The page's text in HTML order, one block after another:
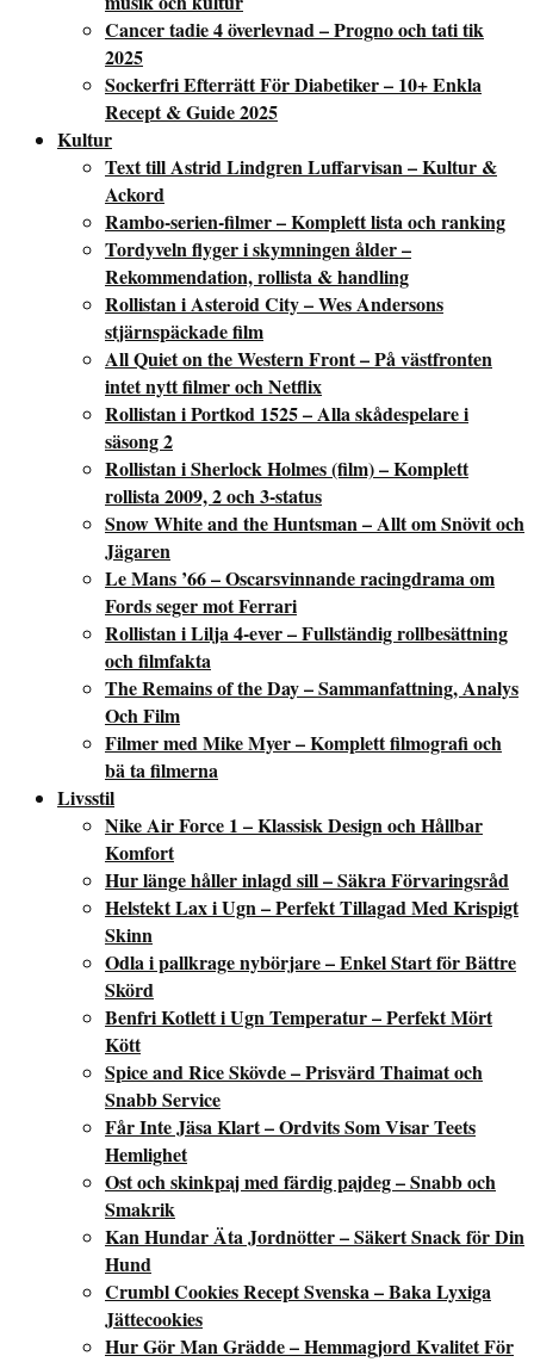
Cancer tadie 4 överlevnad – Progno och tati tik
2025
Sockerfri Efterrätt För Diabetiker – 10+ Enkla
Recept & Guide 2025
Kultur
Text till Astrid Lindgren Luffarvisan – Kultur &
Ackord
Rambo-serien-filmer – Komplett lista och ranking
Tordyveln flyger i skymningen ålder –
Rekommendation, rollista & handling
Rollistan i Asteroid City – Wes Andersons
stjärnspäckade film
All Quiet on the Western Front – På västfronten
intet nytt filmer och Netflix
Rollistan i Portkod 1525 – Alla skådespelare i
säsong 2
Rollistan i Sherlock Holmes (film) – Komplett
rollista 2009, 2 och 3-status
Snow White and the Huntsman – Allt om Snövit och
Jägaren
Le Mans ’66 – Oscarsvinnande racingdrama om
Fords seger mot Ferrari
Rollistan i Lilja 4-ever – Fullständig rollbesättning
och filmfakta
The Remains of the Day – Sammanfattning, Analys
Och Film
Filmer med Mike Myer – Komplett filmografi och
bä ta filmerna
Livsstil
Nike Air Force 1 – Klassisk Design och Hållbar
Komfort
Hur länge håller inlagd sill – Säkra Förvaringsråd
Helstekt Lax i Ugn – Perfekt Tillagad Med Krispigt
Skinn
Odla i pallkrage nybörjare – Enkel Start för Bättre
Skörd
Benfri Kotlett i Ugn Temperatur – Perfekt Mört
Kött
Spice and Rice Skövde – Prisvärd Thaimat och
Snabb Service
Får Inte Jäsa Klart – Ordvits Som Visar Teets
Hemlighet
Ost och skinkpaj med färdig pajdeg – Snabb och
Smakrik
Kan Hundar Äta Jordnötter – Säkert Snack för Din
Hund
Crumbl Cookies Recept Svenska – Baka Lyxiga
Jättecookies
Hur Gör Man Grädde – Hemmagjord Kvalitet För